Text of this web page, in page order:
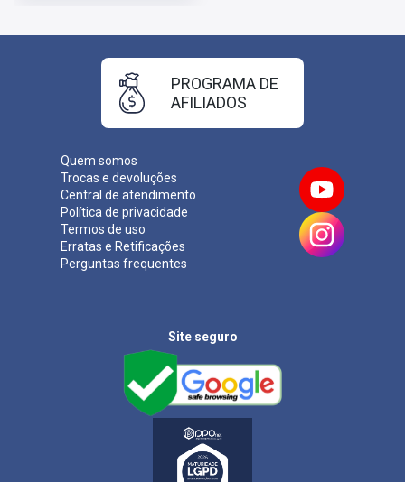
Quem somos
Trocas e devoluções
Central de atendimento
Política de privacidade
Termos de uso
Erratas e Retificações
Perguntas frequentes
PROGRAMA DE
AFILIADOS
Site seguro